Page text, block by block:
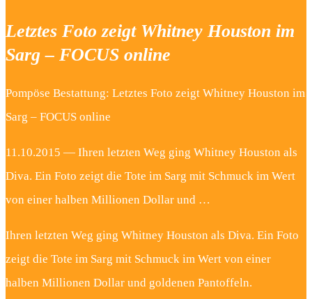
Letztes Foto zeigt Whitney Houston im
Sarg – FOCUS online
Pompöse Bestattung: Letztes Foto zeigt Whitney Houston im
Sarg – FOCUS online
11.10.2015 — Ihren letzten Weg ging Whitney Houston als
Diva. Ein Foto zeigt die Tote im Sarg mit Schmuck im Wert
von einer halben Millionen Dollar und …
Ihren letzten Weg ging Whitney Houston als Diva. Ein Foto
zeigt die Tote im Sarg mit Schmuck im Wert von einer
halben Millionen Dollar und goldenen Pantoffeln.